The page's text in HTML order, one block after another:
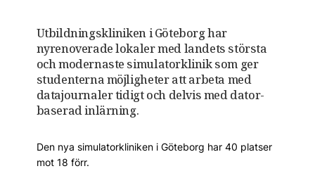
Utbildningskliniken i Göteborg har
nyrenoverade lokaler med landets största
och modernaste simulatorklinik som ger
studenterna möjligheter att arbeta med
datajournaler tidigt och delvis med dator-
baserad inlärning.
Den nya simulatorkliniken i Göteborg har 40 platser
mot 18 förr.